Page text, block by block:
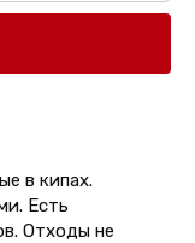
в кипах.
Есть
Отходы не